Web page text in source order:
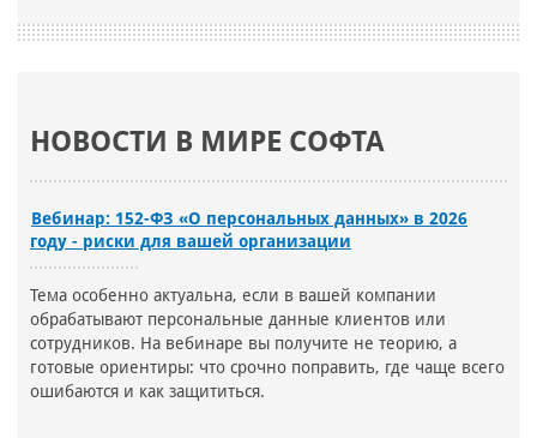
НОВОСТИ В МИРЕ СОФТА
Вебинар: 152-ФЗ «О персональных данных» в 2026
году - риски для вашей организации
Тема особенно актуальна, если в вашей компании
обрабатывают персональные данные клиентов или
сотрудников. На вебинаре вы получите не теорию, а
готовые ориентиры: что срочно поправить, где чаще всего
ошибаются и как защититься.